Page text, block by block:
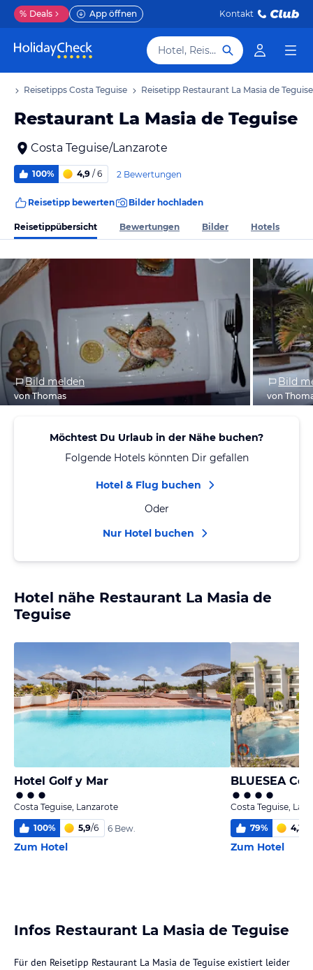
% Deals App öffnen Kontakt
Hotel, Reiseziel
Reisetipps Costa Teguise Reisetipp Restaurant La Masia de Teguise
Restaurant La Masia de Teguise
Costa Teguise/Lanzarote
100% 4,9 / 6 2 Bewertungen
Reisetipp bewerten Bilder hochladen
Reisetippübersicht Bewertungen Bilder Hotels
Bild melden
von Thomas
Bild
von
Möchtest Du Urlaub in der Nähe buchen?
Folgende Hotels könnten Dir gefallen
Hotel & Flug buchen
Oder
Nur Hotel buchen
Hotel nähe Restaurant La Masia de
Teguise
Hotel Golf y Mar
Costa Teguise, Lanzarote
100% 5,9/6 6 Bew.
Zum Hotel
BLUESEA
Costa Teguise,
79% 4,3
Zum Hotel
Infos Restaurant La Masia de Teguise
Für den Reisetipp Restaurant La Masia de Teguise existiert leider